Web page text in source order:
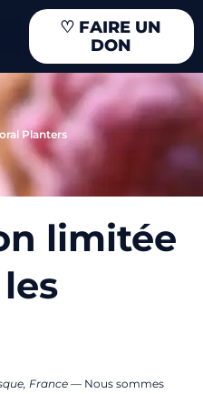
♡ FAIRE UN
DON
Planters
limitée
France — Nous sommes